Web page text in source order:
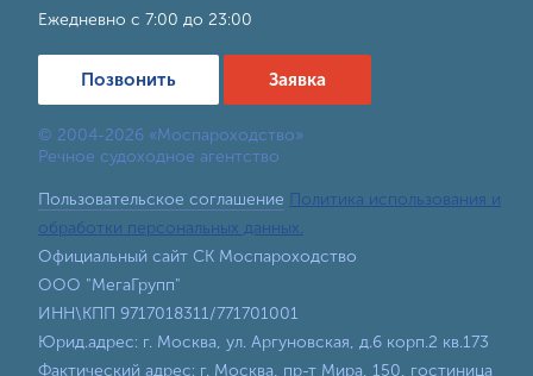
Ежедневно с 7:00 до 23:00
Позвонить Заявка
© 2004-2026 «Моспароходство»
Речное судоходное агентство
Пользовательское соглашение Политика использования и
обработки персональных данных.
Официальный сайт СК Моспароходство
ООО "МегаГрупп"
ИНН\КПП 9717018311/771701001
Юрид.адрес: г. Москва, ул. Аргуновская, д.6 корп.2 кв.173
Фактический адрес: г. Москва, пр-т Мира, 150, гостиница